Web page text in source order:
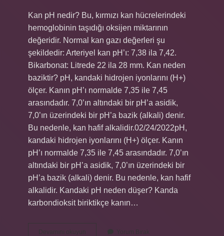
Kan pH nedir? Bu, kırmızı kan hücrelerindeki
hemoglobinin taşıdığı oksijen miktarının
değeridir. Normal kan gazı değerleri şu
şekildedir: Arteriyel kan pH’ı: 7,38 ila 7,42.
Bikarbonat: Litrede 22 ila 28 mm. Kan neden
baziktir? pH, kandaki hidrojen iyonlarını (H+)
ölçer. Kanın pH’ı normalde 7,35 ile 7,45
arasındadır. 7,0’ın altındaki bir pH’a asidik,
7,0’ın üzerindeki bir pH’a bazik (alkali) denir.
Bu nedenle, kan hafif alkalidir.02/24/2022pH,
kandaki hidrojen iyonlarını (H+) ölçer. Kanın
pH’ı normalde 7,35 ile 7,45 arasındadır. 7,0’ın
altındaki bir pH’a asidik, 7,0’ın üzerindeki bir
pH’a bazik (alkali) denir. Bu nedenle, kan hafif
alkalidir. Kandaki pH neden düşer? Kanda
karbondioksit biriktikçe kanın…
Devamını okuyun Yorum Bırak